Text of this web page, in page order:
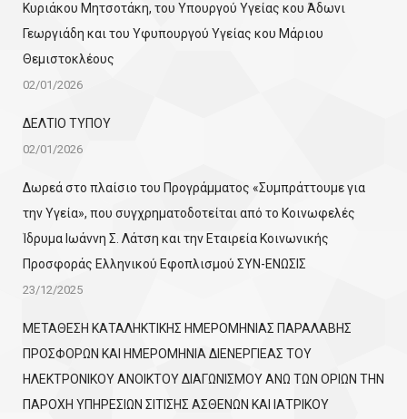
Κυριάκου Μητσοτάκη, του Υπουργού Υγείας κου Άδωνι
Γεωργιάδη και του Υφυπουργού Υγείας κου Μάριου
Θεμιστοκλέους
02/01/2026
ΔΕΛΤΙΟ ΤΥΠΟΥ
02/01/2026
Δωρεά στο πλαίσιο του Προγράμματος «Συμπράττουμε για
την Υγεία», που συγχρηματοδοτείται από το Κοινωφελές
Ίδρυμα Ιωάννη Σ. Λάτση και την Εταιρεία Κοινωνικής
Προσφοράς Ελληνικού Εφοπλισμού ΣΥΝ-ΕΝΩΣΙΣ
23/12/2025
ΜΕΤΑΘΕΣΗ ΚΑΤΑΛΗΚΤΙΚΗΣ ΗΜΕΡΟΜΗΝΙΑΣ ΠΑΡΑΛΑΒΗΣ
ΠΡΟΣΦΟΡΩΝ ΚΑΙ ΗΜΕΡΟΜΗΝΙΑ ΔΙΕΝΕΡΓΙΕΑΣ ΤΟΥ
ΗΛΕΚΤΡΟΝΙΚΟΥ ΑΝΟΙΚΤΟΥ ΔΙΑΓΩΝΙΣΜΟΥ ΑΝΩ ΤΩΝ ΟΡΙΩΝ ΤΗΝ
ΠΑΡΟΧΗ ΥΠΗΡΕΣΙΩΝ ΣΙΤΙΣΗΣ ΑΣΘΕΝΩΝ ΚΑΙ ΙΑΤΡΙΚΟΥ